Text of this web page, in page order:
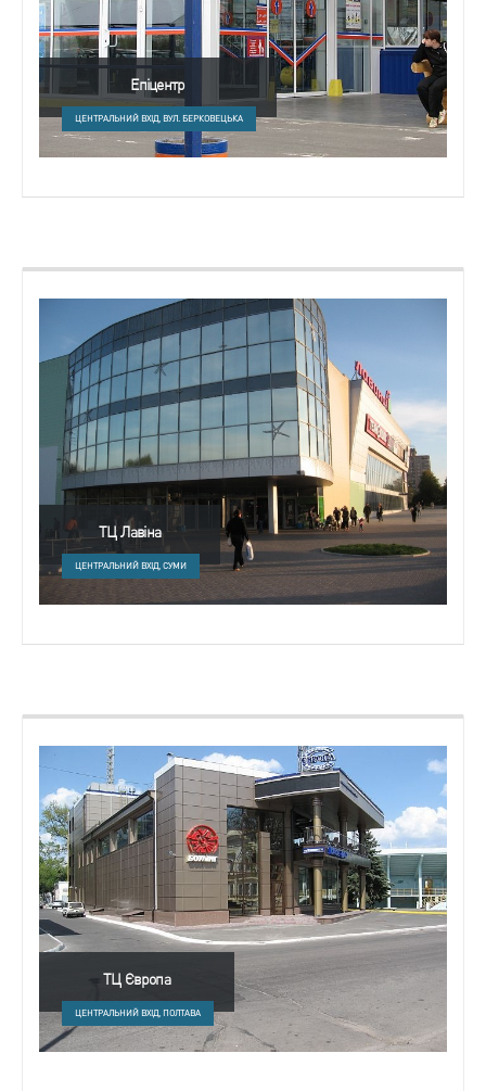
Епіцентр
ЦЕНТРАЛЬНИЙ ВХІД, ВУЛ. БЕРКОВЕЦЬКА
ТЦ Лавіна
ЦЕНТРАЛЬНИЙ ВХІД, СУМИ
ТЦ Європа
ЦЕНТРАЛЬНИЙ ВХІД, ПОЛТАВА